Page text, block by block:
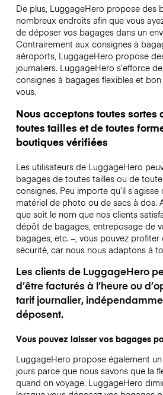
De plus, LuggageHero propose des
nombreux endroits afin que vous
de déposer vos bagages dans un
Contrairement aux consignes à
aéroports, LuggageHero propose
journaliers. LuggageHero s’efforce
consignes à bagages flexibles et
vous.
Nous acceptons toutes sortes
toutes tailles et de toutes
boutiques vérifiées
Les utilisateurs de LuggageHero
bagages de toutes tailles ou de
consignes. Peu importe qu’il
matériel de photo ou de sacs à dos.
que soit le nom que nos clients
dépôt de bagages, entreposage de
bagages, etc. –, vous pouvez
sécurité, car nous nous adaptons à
Les clients de LuggageHero
d’être facturés à l’heure ou
tarif journalier,
déposent.
Vous pouvez laisser vos bagages
LuggageHero propose également
jours parce que nous savons que la
quand on voyage. LuggageHero